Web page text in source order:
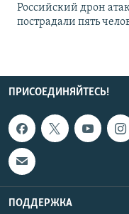
Российский дрон
пострадали пять
ПРИСОЕДИНЯЙТЕСЬ!
ПОДДЕРЖКА